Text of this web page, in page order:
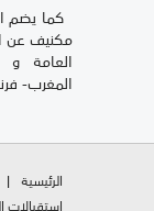
كما يضم
مكنيف عن
العامة و
المغرب-
الرئيسية